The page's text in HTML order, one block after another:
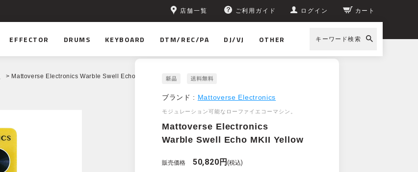
店舗一覧 ご利用ガイド ログイン カート
EFFECTOR DRUMS KEYBOARD DTM/REC/PA DJ/VJ OTHER キーワード検索
> Mattoverse Electronics Warble Swell Echo MKII Yellow
ブランド : Mattoverse Electronics
モジュレーション可能なローファイエコーマシン。
Mattoverse Electronics
Warble Swell Echo MKII Yellow
販売価格 50,820円(税込)